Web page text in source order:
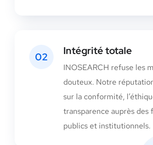
02 Intégrité totale
INOSEARCH refuse les
douteux. Notre
sur la conformité,
transparence auprès des
publics et institutionnels.